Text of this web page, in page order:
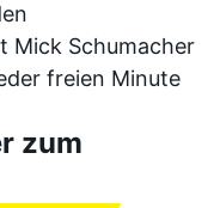
Mick Schumacher
freien Minute
zum